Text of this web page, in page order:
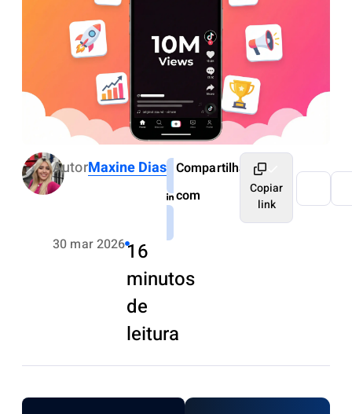
AutorMaxine Dias
30 mar 202616
minutos
de
leitura
Compartilhar
com
Copiar
link